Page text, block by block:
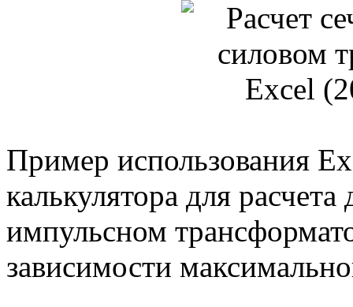
Пример использования
калькулятора для
импульсном
зависимости